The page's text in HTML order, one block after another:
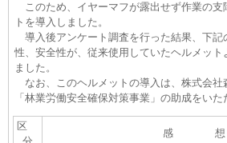
このため、イヤーマフが露出せず作業の支
トを導入しました。
導入後アンケート調査を行った結果、下記
性、安全性が、従来使用していたヘルメット
ました。
なお、このヘルメットの導入は、株式会社
「林業労働安全確保対策事業」の助成をいた
区
感 想